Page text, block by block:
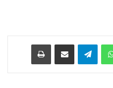
واتساب تيلقرام